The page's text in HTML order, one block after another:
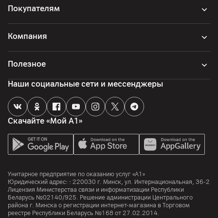
Покупателям
Компания
Полезное
Скачайте «Мой А1»
Наши социальные сети и мессенджеры
Унитарное предприятие по оказанию услуг «А1»
Юридический адрес: : 220030 г. Минск, ул. Интернациональная, 36-2
Лицензия Министерства связи и информатизации Республики
Беларусь №02140/925. Решение администрации Центрального
района г. Минска о регистрации интернет-магазина в Торговом
реестре Республики Беларусь №168 от 27.02.2014.